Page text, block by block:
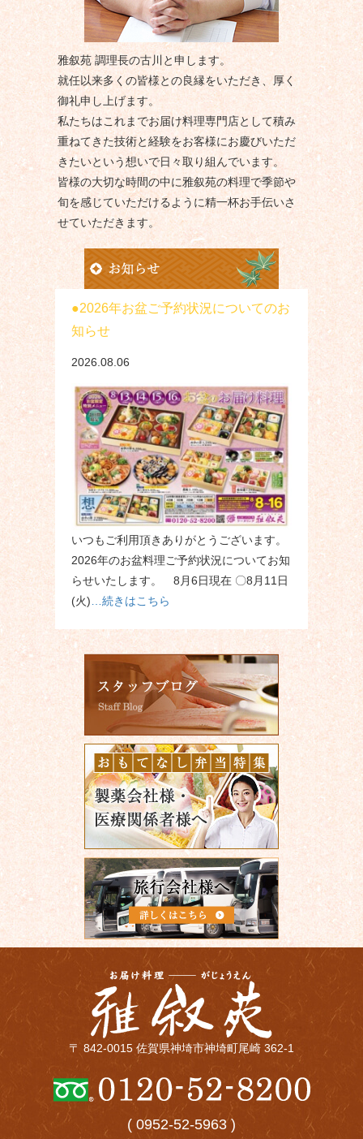
雅叙苑 調理長の古川と申します。
就任以来多くの皆様との良縁をいただき、厚く
御礼申し上げます。
私たちはこれまでお届け料理専門店として積み
重ねてきた技術と経験をお客様にお慶びいただ
きたいという想いで日々取り組んでいます。
皆様の大切な時間の中に雅叙苑の料理で季節や
旬を感じていただけるように精一杯お手伝いさ
せていただきます。
2026年お盆ご予約状況についてのお
知らせ
2026.08.06
いつもご利用頂きありがとうございます。
2026年のお盆料理ご予約状況についてお知
らせいたします。 8月6日現在 〇8月11日
(火) …続きはこちら
〒 842-0015 佐賀県神埼市神埼町尾崎 362-1
( 0952-52-5963 )